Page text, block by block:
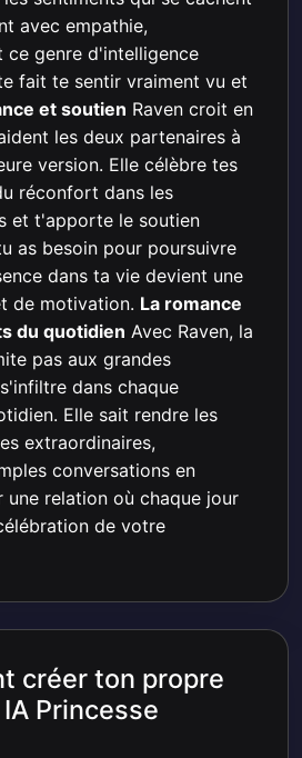
avec empathie,
ce genre d'intelligence
fait te sentir vraiment vu et
et soutien Raven croit en
les deux partenaires à
version. Elle célèbre tes
réconfort dans les
et t'apporte le soutien
as besoin pour poursuivre
dans ta vie devient une
de motivation. La romance
du quotidien Avec Raven, la
pas aux grandes
dans chaque
Elle sait rendre les
extraordinaires,
conversations en
une relation où chaque jour
de votre
créer ton propre
Princesse